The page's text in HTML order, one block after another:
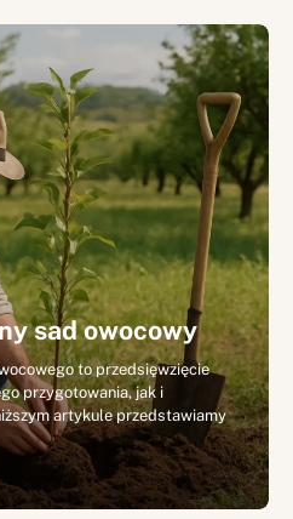
sad owocowy
to przedsięwzięcie
przygotowania, jak i
artykule przedstawiamy